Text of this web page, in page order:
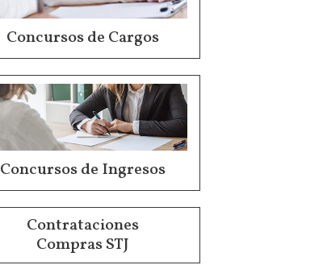
Concursos de Cargos
Concursos de Ingresos
Contrataciones
Compras STJ